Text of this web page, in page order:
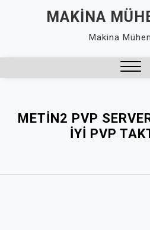
MAKINA
Makina
METIN2 PVP
İYI PVP